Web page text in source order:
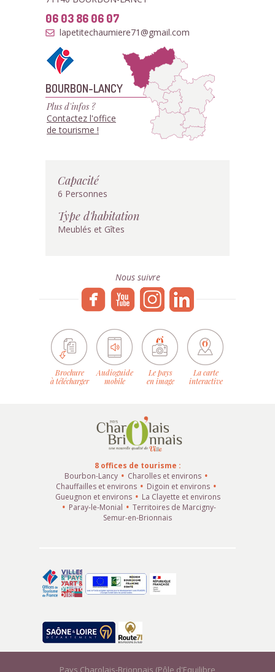
06 03 86 06 07
lapetitechaumiere71@gmail.com
BOURBON-LANCY
Plus d'infos ?
Contactez l'office
de tourisme !
Capacité
6 Personnes
Type d'habitation
Meublés et Gîtes
Nous suivre
Brochure
à télécharger
Audioguide
mobile
Le pays
en image
La carte
interactive
8 offices de tourisme :
Bourbon-Lancy
Charolles et environs
Chauffailles et environs
Digoin et environs
Gueugnon et environs
La Clayette et environs
Paray-le-Monial
Territoires de Marcigny-
Semur-en-Brionnais
Pays Charolais-Brionnais (Pôle d'Equilibre